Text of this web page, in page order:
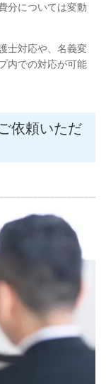
分については変動
士対応や、名義変
内での対応が可能
依頼いただ